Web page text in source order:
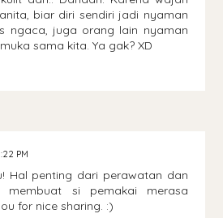
biar diri sendiri jadi nyaman
ngaca, juga orang lain nyaman
sama kita. Ya gak? XD
PM
Hal penting dari perawatan dan
membuat si pemakai merasa
for nice sharing. :)